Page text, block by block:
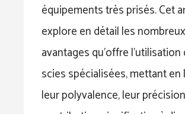
équipements très prisés. Cet
explore en détail les nombreux
avantages qu’offre l’utilisation
scies spécialisées, mettant en
leur polyvalence, leur